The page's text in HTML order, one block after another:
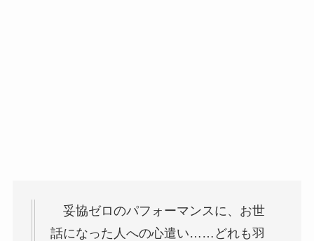
妥協ゼロのパフォーマンスに、お世
話になった人への心遣い……どれも羽